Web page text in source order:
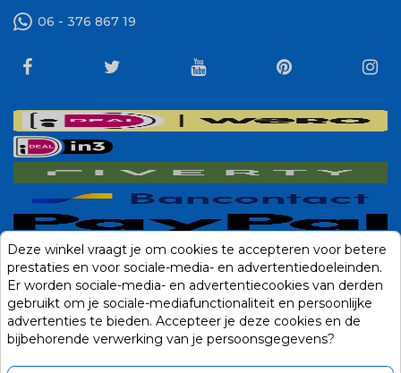
06 - 376 867 19
Deze winkel vraagt je om cookies te accepteren voor betere
prestaties en voor sociale-media- en advertentiedoeleinden.
Er worden sociale-media- en advertentiecookies van derden
gebruikt om je sociale-mediafunctionaliteit en persoonlijke
advertenties te bieden. Accepteer je deze cookies en de
bijbehorende verwerking van je persoonsgegevens?